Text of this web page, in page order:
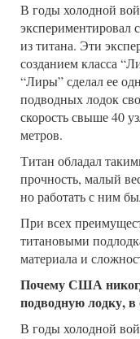
В годы холодной
экспериментировал
из титана. Эти
созданием класса
“Лиры” сделал ее
подводных лодок
скорость свыше 40
метров.
Титан обладал
прочность, малый
но работать с ним
При всех
титановыми
материала и
Почему США
подводную лодку,
В годы холодной